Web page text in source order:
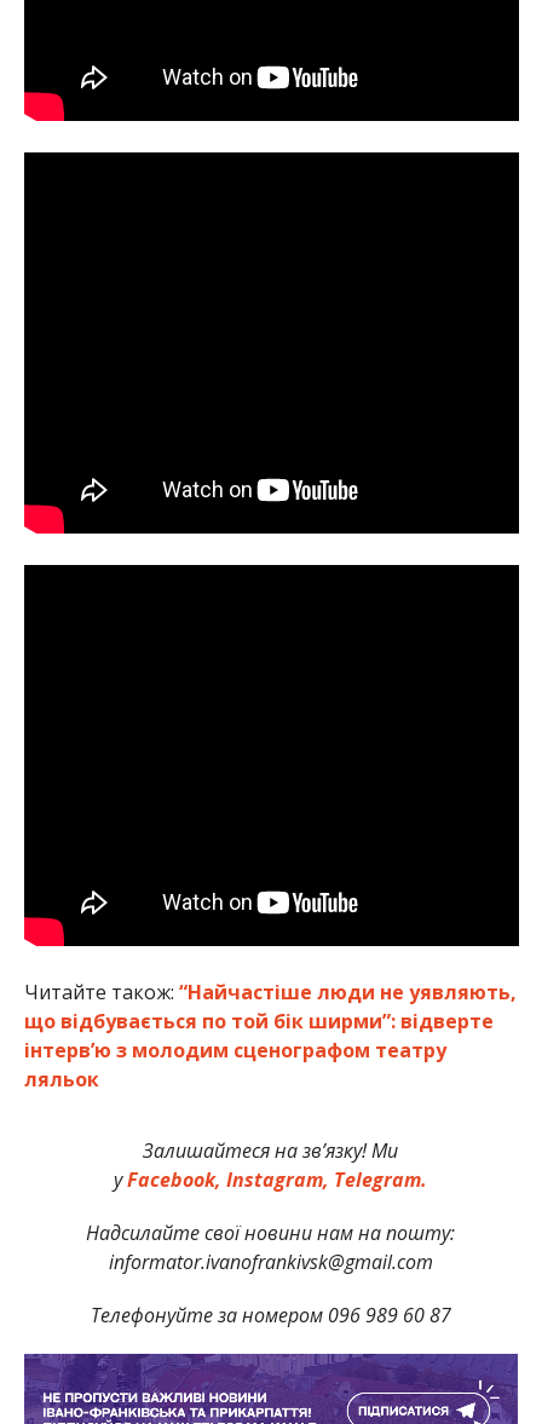
Читайте також: “Найчастіше люди не уявляють,
що відбувається по той бік ширми”: відверте
інтерв’ю з молодим сценографом театру
ляльок
Залишайтеся на зв’язку! Ми
уFacebook, Instagram, Telegram.
Надсилайте свої новини нам на пошту:
informator.ivanofrankivsk@gmail.com
Телефонуйте за номером 096 989 60 87